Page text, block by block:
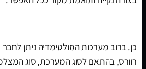
כן. ברוב מערכות המולטימדיה ניתן
רוורס, בהתאם לסוג המערכת, סוג